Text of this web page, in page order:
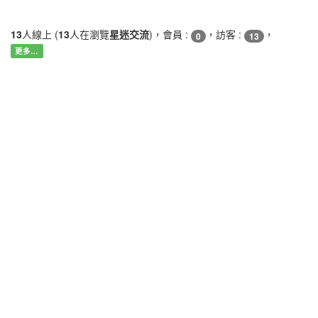
13人線上 (13人在瀏覽星迷交流)，會員 : 0 ，訪客 : 13 ，
更多…